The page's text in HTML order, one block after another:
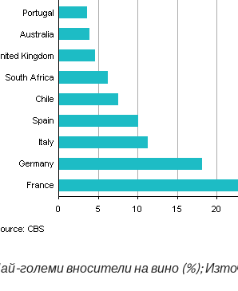
големи вносители на вино (%);